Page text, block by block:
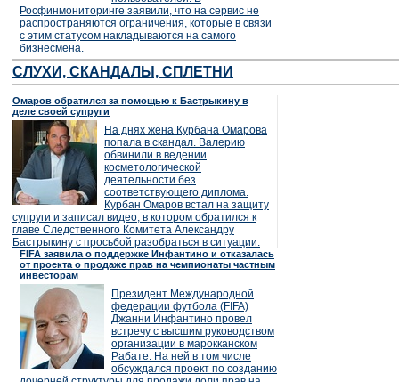
Росфинмониторинге заявили, что на сервис не
распространяются ограничения, которые в связи
с этим статусом накладываются на самого
бизнесмена.
СЛУХИ, СКАНДАЛЫ, СПЛЕТНИ
Омаров обратился за помощью к Бастрыкину в
деле своей супруги
На днях жена Курбана Омарова
попала в скандал. Валерию
обвинили в ведении
косметологической
деятельности без
соответствующего диплома.
Курбан Омаров встал на защиту
супруги и записал видео, в котором обратился к
главе Следственного Комитета Александру
Бастрыкину с просьбой разобраться в ситуации.
FIFA заявила о поддержке Инфантино и отказалась
от проекта о продаже прав на чемпионаты частным
инвесторам
Президент Международной
федерации футбола (FIFA)
Джанни Инфантино провел
встречу с высшим руководством
организации в марокканском
Рабате. На ней в том числе
обсуждался проект по созданию